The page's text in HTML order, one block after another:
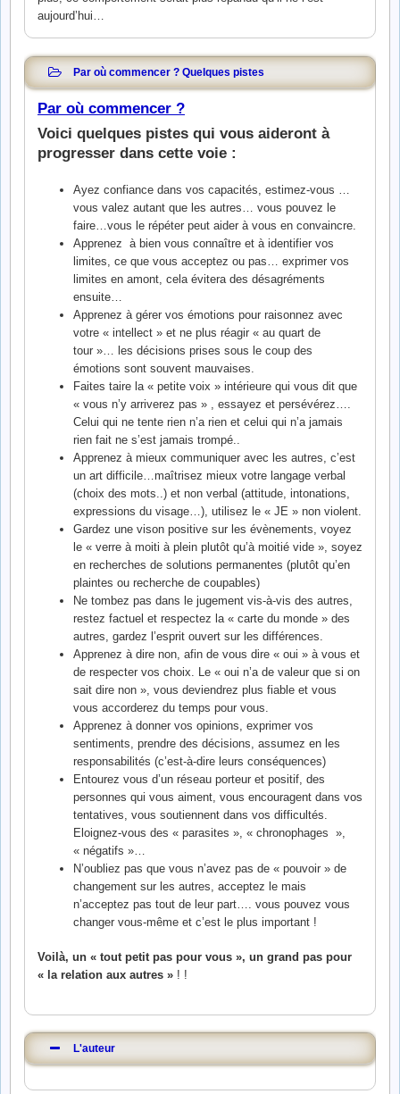
aujourd’hui…
Par où commencer ? Quelques pistes
Par où commencer ?
Voici quelques pistes qui vous aideront à
progresser dans cette voie :
Ayez confiance dans vos capacités, estimez-vous …
vous valez autant que les autres… vous pouvez le
faire…vous le répéter peut aider à vous en convaincre.
Apprenez à bien vous connaître et à identifier vos
limites, ce que vous acceptez ou pas… exprimer vos
limites en amont, cela évitera des désagréments
ensuite…
Apprenez à gérer vos émotions pour raisonnez avec
votre « intellect » et ne plus réagir « au quart de
tour »… les décisions prises sous le coup des
émotions sont souvent mauvaises.
Faites taire la « petite voix » intérieure qui vous dit que
« vous n’y arriverez pas » , essayez et persévérez….
Celui qui ne tente rien n’a rien et celui qui n’a jamais
rien fait ne s’est jamais trompé..
Apprenez à mieux communiquer avec les autres, c’est
un art difficile…maîtrisez mieux votre langage verbal
(choix des mots..) et non verbal (attitude, intonations,
expressions du visage…), utilisez le « JE » non violent.
Gardez une vison positive sur les évènements, voyez
le « verre à moiti à plein plutôt qu’à moitié vide », soyez
en recherches de solutions permanentes (plutôt qu’en
plaintes ou recherche de coupables)
Ne tombez pas dans le jugement vis-à-vis des autres,
restez factuel et respectez la « carte du monde » des
autres, gardez l’esprit ouvert sur les différences.
Apprenez à dire non, afin de vous dire « oui » à vous et
de respecter vos choix. Le « oui n’a de valeur que si on
sait dire non », vous deviendrez plus fiable et vous
vous accorderez du temps pour vous.
Apprenez à donner vos opinions, exprimer vos
sentiments, prendre des décisions, assumez en les
responsabilités (c’est-à-dire leurs conséquences)
Entourez vous d’un réseau porteur et positif, des
personnes qui vous aiment, vous encouragent dans vos
tentatives, vous soutiennent dans vos difficultés.
Eloignez-vous des « parasites », « chronophages »,
« négatifs »…
N’oubliez pas que vous n’avez pas de « pouvoir » de
changement sur les autres, acceptez le mais
n’acceptez pas tout de leur part…. vous pouvez vous
changer vous-même et c’est le plus important !
Voilà, un « tout petit pas pour vous », un grand pas pour
« la relation aux autres » ! !
L'auteur